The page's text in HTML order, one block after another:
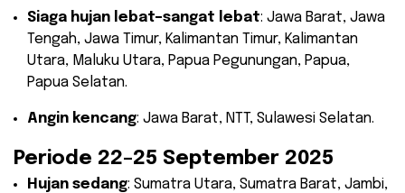
Siaga hujan lebat–sangat lebat: Jawa Barat, Jawa
Tengah, Jawa Timur, Kalimantan Timur, Kalimantan
Utara, Maluku Utara, Papua Pegunungan, Papua,
Papua Selatan.
Angin kencang: Jawa Barat, NTT, Sulawesi Selatan.
Periode 22–25 September 2025
Hujan sedang: Sumatra Utara, Sumatra Barat, Jambi,